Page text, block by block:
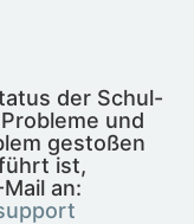
der Schul-
und
gestoßen
ist,
an: